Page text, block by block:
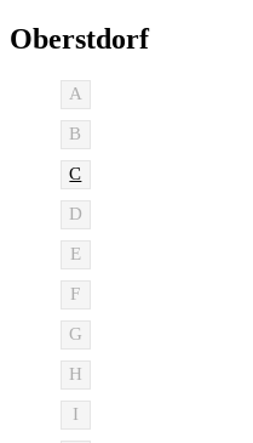
Oberstdorf
A
B
C
D
E
F
G
H
I